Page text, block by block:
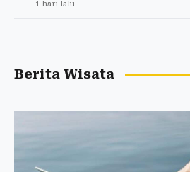
1 hari lalu
Berita Wisata